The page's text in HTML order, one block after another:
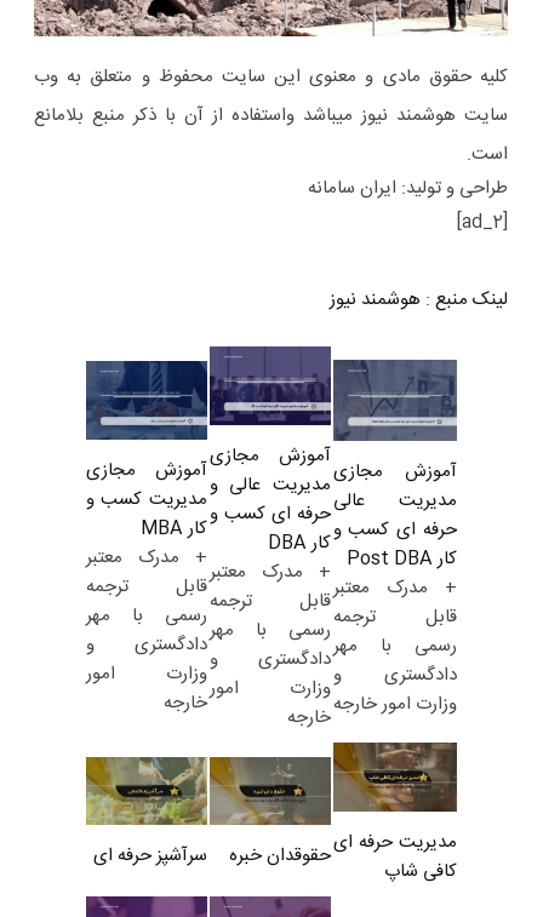
کلیه حقوق مادی و معنوی این سایت محفوظ و متعلق به وب
سایت هوشمند نیوز میباشد واستفاده از آن با ذکر منبع بلامانع
است.
طراحی و تولید: ایران سامانه
[ad_2]
لینک منبع : هوشمند نیوز
آموزش مجازی
مدیریت عالی
حرفه ای کسب و
کار Post DBA
+ مدرک معتبر
قابل ترجمه
رسمی با مهر
دادگستری و
وزارت امور خارجه
آموزش مجازی
مدیریت عالی و
حرفه ای کسب و
کار DBA
+ مدرک معتبر
قابل ترجمه
رسمی با مهر
دادگستری و
وزارت امور
خارجه
آموزش مجازی
مدیریت کسب و
کار MBA
+ مدرک معتبر
قابل ترجمه
رسمی با مهر
دادگستری و
وزارت امور
خارجه
مدیریت حرفه ای
کافی شاپ
حقوقدان خبره سرآشپز حرفه ای